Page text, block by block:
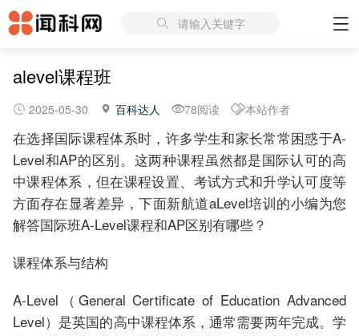
请输入关键字
alevel课程班
2025-05-30 百科达人 78阅读 本站作者
在选择国际课程体系时，许多学生和家长常常困惑于A-
Level和AP的区别。这两种课程虽然都是国际认可的高
中课程体系，但在课程设置、考试方式和升学认可度等
方面存在显著差异，下面新航道aLevel培训的小编为您
解答国际班A-Level课程和AP区别有哪些？
课程体系与结构
A-Level（General Certificate of Education Advanced
Level）是英国的高中课程体系，通常需要两年完成。学